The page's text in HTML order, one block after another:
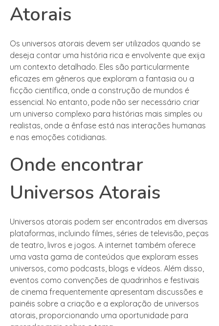
Atorais
Os universos atorais devem ser utilizados quando se
deseja contar uma história rica e envolvente que exija
um contexto detalhado. Eles são particularmente
eficazes em gêneros que exploram a fantasia ou a
ficção científica, onde a construção de mundos é
essencial. No entanto, pode não ser necessário criar
um universo complexo para histórias mais simples ou
realistas, onde a ênfase está nas interações humanas
e nas emoções cotidianas.
Onde encontrar
Universos Atorais
Universos atorais podem ser encontrados em diversas
plataformas, incluindo filmes, séries de televisão, peças
de teatro, livros e jogos. A internet também oferece
uma vasta gama de conteúdos que exploram esses
universos, como podcasts, blogs e vídeos. Além disso,
eventos como convenções de quadrinhos e festivais
de cinema frequentemente apresentam discussões e
painéis sobre a criação e a exploração de universos
atorais, proporcionando uma oportunidade para